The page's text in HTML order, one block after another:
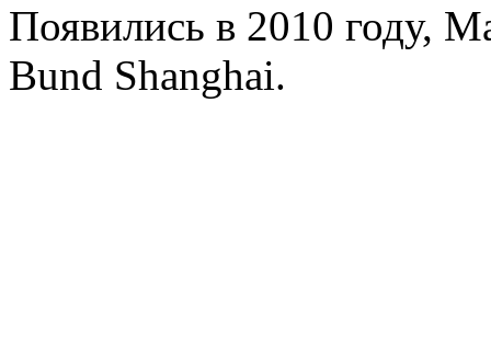
Появились в 2010 году,
Bund Shanghai.